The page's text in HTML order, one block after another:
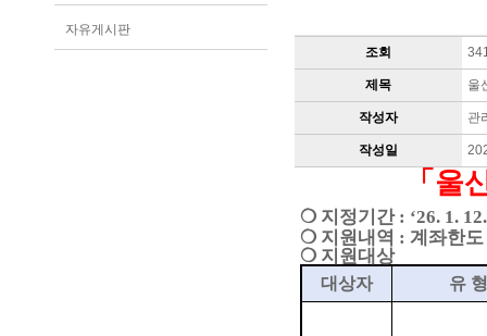
자유게시판
조회
제목 울
작성자 관
작성일
「 울
❍ 지정기간 : ‘26. 1.
❍ 지원내역 : 계좌한
❍ 지원대상
대상자 유 형